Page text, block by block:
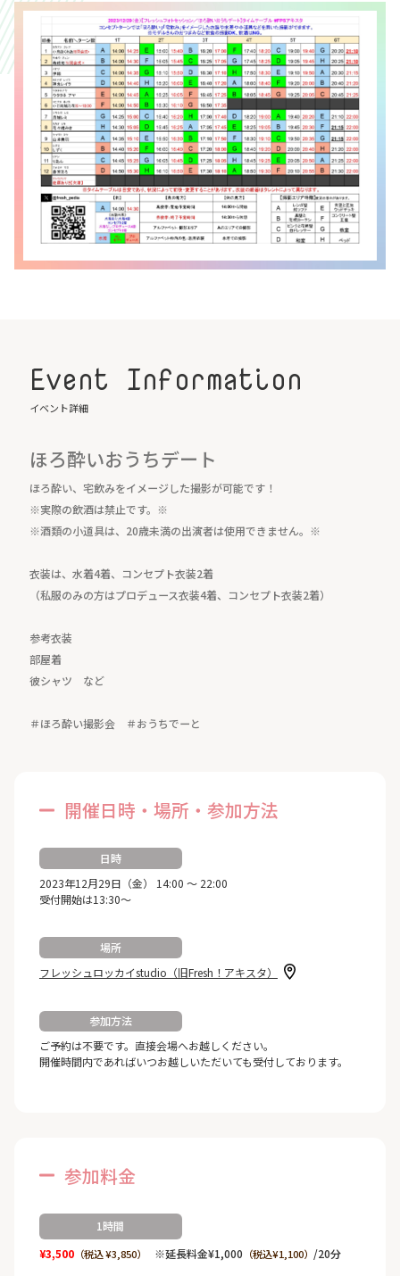
Event Information
イベント詳細
ほろ酔いおうちデート
ほろ酔い、宅飲みをイメージした撮影が可能です！
※実際の飲酒は禁止です。※
※酒類の小道具は、20歳未満の出演者は使用できません。※
衣装は、水着4着、コンセプト衣装2着
（私服のみの方はプロデュース衣装4着、コンセプト衣装2着）
参考衣装
部屋着
彼シャツ など
＃ほろ酔い撮影会 ＃おうちでーと
開催日時・場所・参加方法
日時
2023年12月29日（金） 14:00 ～ 22:00
受付開始は13:30～
場所
フレッシュロッカイstudio（旧Fresh！アキスタ）
参加方法
ご予約は不要です。直接会場へお越しください。
開催時間内であればいつお越しいただいても受付しております。
参加料金
1時間
¥3,500（税込 ¥3,850） ※延長料金¥1,000 （税込¥1,100） /20分